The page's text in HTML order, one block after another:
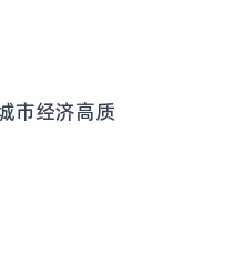
市经济高质